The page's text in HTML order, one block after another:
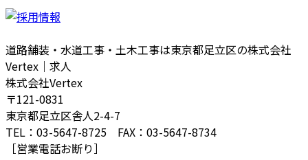
道路舗装・水道工事・土木工事は東京都足立区の株式会社
Vertex｜求人
株式会社Vertex
〒121-0831
東京都足立区舎人2-4-7
TEL：03-5647-8725 FAX：03-5647-8734
［営業電話お断り］